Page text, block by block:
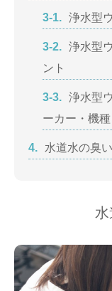
3-1. 浄水型
3-2. 浄水型
ント
3-3. 浄水型
ーカー・機種
4. 水道水の臭